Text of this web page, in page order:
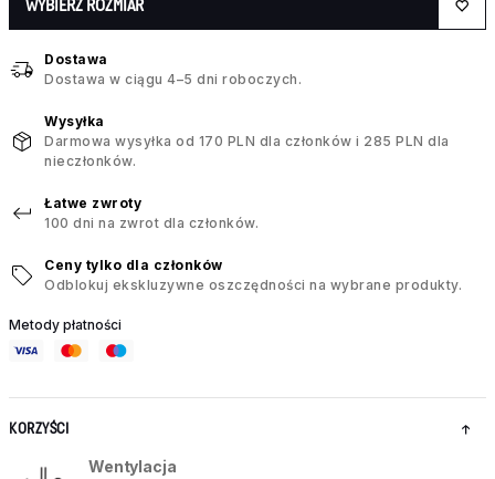
WYBIERZ ROZMIAR
Dostawa
Dostawa w ciągu 4–5 dni roboczych.
Wysyłka
Darmowa wysyłka od 170 PLN dla członków i 285 PLN dla
nieczłonków.
Łatwe zwroty
100 dni na zwrot dla członków.
Ceny tylko dla członków
Odblokuj ekskluzywne oszczędności na wybrane produkty.
Metody płatności
KORZYŚCI
Wentylacja